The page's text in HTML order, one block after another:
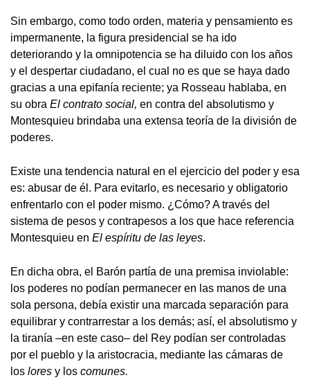
Sin embargo, como todo orden, materia y pensamiento es
impermanente, la figura presidencial se ha ido
deteriorando y la omnipotencia se ha diluido con los años
y el despertar ciudadano, el cual no es que se haya dado
gracias a una epifanía reciente; ya Rosseau hablaba, en
su obra El contrato social, en contra del absolutismo y
Montesquieu brindaba una extensa teoría de la división de
poderes.
Existe una tendencia natural en el ejercicio del poder y esa
es: abusar de él. Para evitarlo, es necesario y obligatorio
enfrentarlo con el poder mismo. ¿Cómo? A través del
sistema de pesos y contrapesos a los que hace referencia
Montesquieu en El espíritu de las leyes.
En dicha obra, el Barón partía de una premisa inviolable:
los poderes no podían permanecer en las manos de una
sola persona, debía existir una marcada separación para
equilibrar y contrarrestar a los demás; así, el absolutismo y
la tiranía –en este caso– del Rey podían ser controladas
por el pueblo y la aristocracia, mediante las cámaras de
los lores y los comunes.